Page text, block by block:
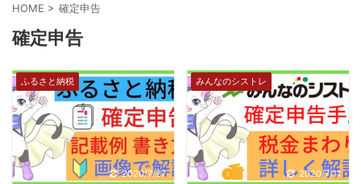
HOME > 確定申告
確定申告
ふるさと納税
2020/7/27
みんなのシストレ
2020/7/11